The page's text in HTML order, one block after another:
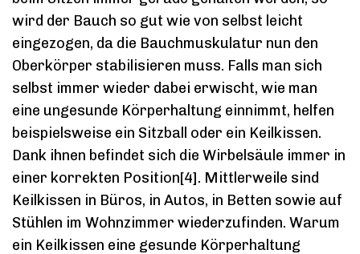
wird der Bauch so gut wie von selbst leicht
eingezogen, da die Bauchmuskulatur nun den
Oberkörper stabilisieren muss. Falls man sich
selbst immer wieder dabei erwischt, wie man
eine ungesunde Körperhaltung einnimmt, helfen
beispielsweise ein Sitzball oder ein Keilkissen.
Dank ihnen befindet sich die Wirbelsäule immer in
einer korrekten Position[4]. Mittlerweile sind
Keilkissen in Büros, in Autos, in Betten sowie auf
Stühlen im Wohnzimmer wiederzufinden. Warum
ein Keilkissen eine gesunde Körperhaltung